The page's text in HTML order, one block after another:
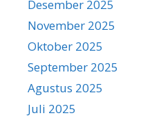
Desember 2025
November 2025
Oktober 2025
September 2025
Agustus 2025
Juli 2025